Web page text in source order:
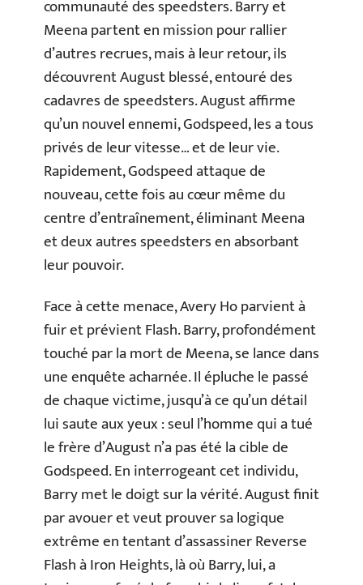
communauté des speedsters. Barry et
Meena partent en mission pour rallier
d’autres recrues, mais à leur retour, ils
découvrent August blessé, entouré des
cadavres de speedsters. August affirme
qu’un nouvel ennemi, Godspeed, les a tous
privés de leur vitesse… et de leur vie.
Rapidement, Godspeed attaque de
nouveau, cette fois au cœur même du
centre d’entraînement, éliminant Meena
et deux autres speedsters en absorbant
leur pouvoir.
Face à cette menace, Avery Ho parvient à
fuir et prévient Flash. Barry, profondément
touché par la mort de Meena, se lance dans
une enquête acharnée. Il épluche le passé
de chaque victime, jusqu’à ce qu’un détail
lui saute aux yeux : seul l’homme qui a tué
le frère d’August n’a pas été la cible de
Godspeed. En interrogeant cet individu,
Barry met le doigt sur la vérité. August finit
par avouer et veut prouver sa logique
extrême en tentant d’assassiner Reverse
Flash à Iron Heights, là où Barry, lui, a